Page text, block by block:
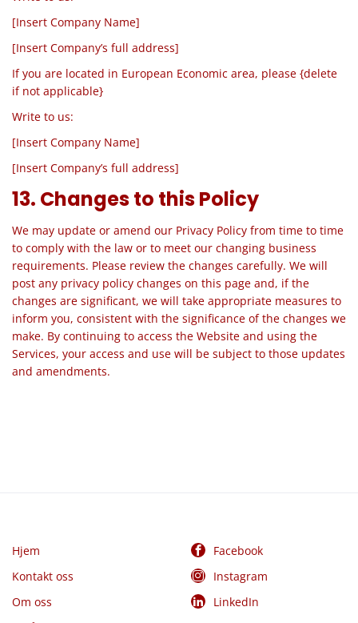
[Insert Company Name]
[Insert Company’s full address]
If you are located in European Economic area, please {delete
if not applicable}
Write to us:
[Insert Company Name]
[Insert Company’s full address]
13. Changes to this Policy
We may update or amend our Privacy Policy from time to time
to comply with the law or to meet our changing business
requirements. Please review the changes carefully. We will
post any privacy policy changes on this page and, if the
changes are significant, we will take appropriate measures to
inform you, consistent with the significance of the changes we
make. By continuing to access the Website and using the
Services, your access and use will be subject to those updates
and amendments.
Hjem
Kontakt oss
Om oss
Facebook
Instagram
LinkedIn